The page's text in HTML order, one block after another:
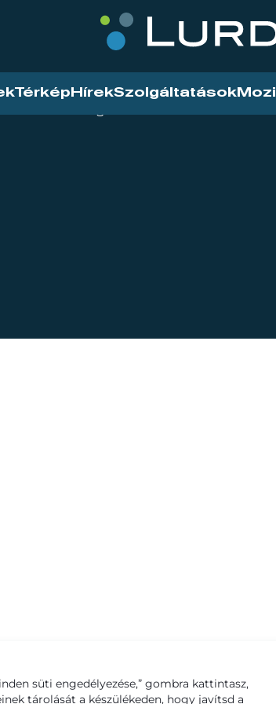
Térkép HírekSzolgáltatások Mozi
süti engedélyezése,” gombra kattintasz,
tárolását a készülékeden, hogy javítsd a